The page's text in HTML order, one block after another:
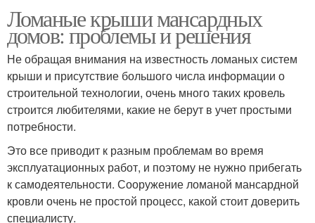
Ломаные крыши мансардных
домов: проблемы и решения
Не обращая внимания на известность ломаных систем
крыши и присутствие большого числа информации о
строительной технологии, очень много таких кровель
строится любителями, какие не берут в учет простыми
потребности.
Это все приводит к разным проблемам во время
эксплуатационных работ, и поэтому не нужно прибегать
к самодеятельности. Сооружение ломаной мансардной
кровли очень не простой процесс, какой стоит доверить
специалисту.